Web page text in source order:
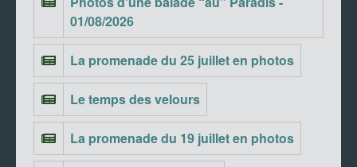
01/08/2026
La promenade du 25 juillet en photos
Le temps des velours
La promenade du 19 juillet en photos